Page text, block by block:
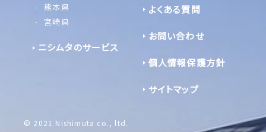
熊本県
宮崎県
ニシムタのサービス
よくある質問
お問い合わせ
個人情報保護方針
サイトマップ
© 2021 Nishimuta co., ltd.